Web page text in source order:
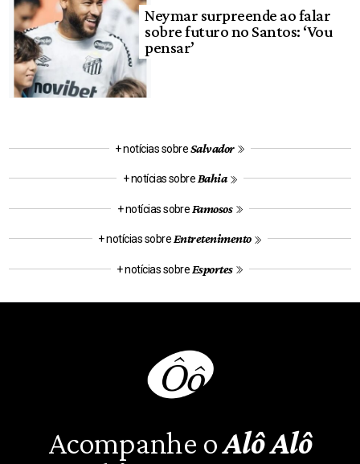
Neymar surpreende ao falar
sobre futuro no Santos: ‘Vou
pensar’
+ notícias sobreSalvador
+ notícias sobre Bahia
+ notícias sobre Famosos
+ notícias sobre Entretenimento
+ notícias sobre Esportes
Acompanhe oAlô Alô